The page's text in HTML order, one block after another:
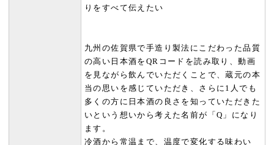
りをすべて伝えたい
九州の佐賀県で手造り製法にこだわった品質
の高い日本酒をQRコードを読み取り、動画
を見ながら飲んでいただくことで、蔵元の本
当の思いを感じていただき、さらに1人でも
多くの方に日本酒の良さを知っていただきた
いという想いから考えた名前が「Q」になり
ます。
冷酒から常温まで、温度で変化する味わい